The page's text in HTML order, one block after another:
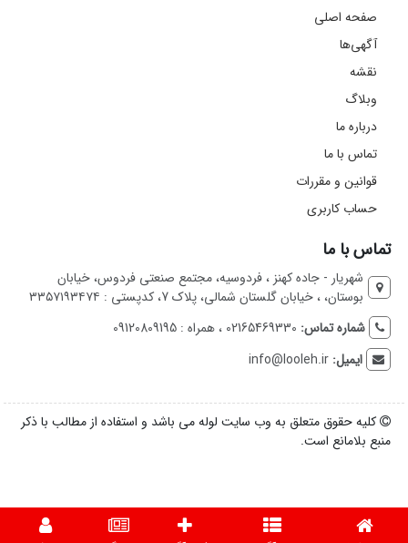
صفحه اصلی
آگهی‌ها
نقشه
وبلاگ
درباره ما
تماس با ما
قوانین و مقررات
حساب کاربری
تماس با ما
شهریار - جاده کهنز ، فردوسیه، مجتمع صنعتی فردوس، خیابان
بوستان، ، خیابان گلستان شمالی، پلاک 7، کدپستی : ۳۳۵۷۱۹۳۴۷۴
شماره تماس: 02165469330 ، همراه : 09120809195
ایمیل:info@looleh.ir
کلیه حقوق متعلق به وب سایت لوله می باشد و استفاده از مطالب با ذکر
منبع بلامانع است.